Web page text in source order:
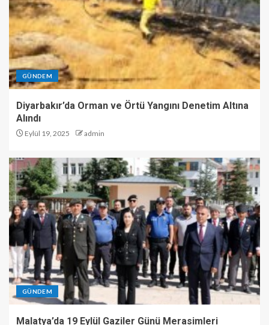
GÜNDEM
Diyarbakır’da Orman ve Örtü Yangını Denetim Altına
Alındı
Eylül 19, 2025 admin
GÜNDEM
Malatya’da 19 Eylül Gaziler Günü Merasimleri